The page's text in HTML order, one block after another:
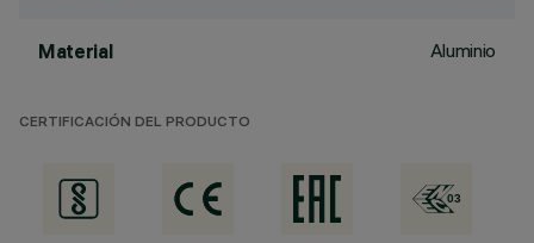
Material Aluminio
CERTIFICACIÓN DEL PRODUCTO